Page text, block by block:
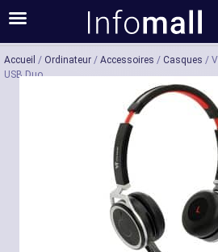
Acheter Description
Accueil / Ordinateur / Accessoires / Casques /
USB Duo